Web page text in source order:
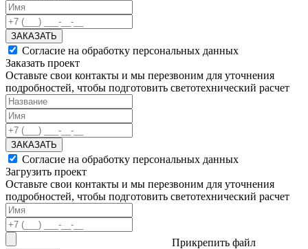
ЗАКАЗАТЬ
Согласие на обработку персональных данных
Заказать проект
Оставьте свои контакты и мы перезвоним для уточнения
подробностей, чтобы подготовить светотехнический расчет
ЗАКАЗАТЬ
Согласие на обработку персональных данных
Загрузить проект
Оставьте свои контакты и мы перезвоним для уточнения
подробностей, чтобы подготовить светотехнический расчет
Прикрепить файл